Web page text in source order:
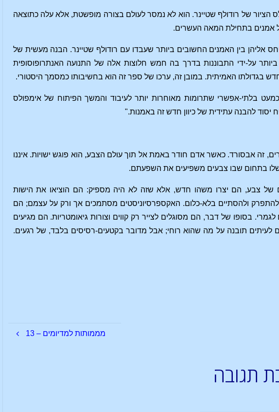
של רודולף שטיינר. הוא לא נמסר לעולם בצורה מופשטת, אלא עלה כתוצאה
אמנים בתחילת המאה העשרים.
אליהן בין האמנים החשובים ביותר שעבדו עם רודולף שטיינר. הבנה מעשית של
על‑ידי התבוננות בדרך בה חמש חלוצות אלה של התנועה האנתרופוסופית
בגדולתו האמיתית. במובן זה, ערכו של ספר זה הוא בחשיבותו כמסמך היסטורי.
בלתי‑אפשרי שתרומות מאוחרות יותר לעיבוד והמשך הפיתוח של אימפולס
להבנה עתידית של כיוון חדש זה באמנות."
זה אבסורד. כאשר אדם חודר באמת אל תוך עולם הצבע, הוא פוגש ישויות. איננו
בתחום שבו צבעים משפיעים את השפעתם.
של צבע, הם יצרו משהו חדש, אלא שזה לא היה מספיק: הם הוציאו את הישות
להתפרק ולהסתיים בלא‑כלום. האקספרסיוניסטים מסתמכים אך ורק על עצמם; הם
בסופו של דבר, הם מסוגלים לצייר רק קווים וצורות גיאומטריות. הם מגיעים
תובנה על מה שהוא רוחי; אבל מדובר בקטעים‑רסיסים בלבד, של רגעים.
מממותות למדיומים – 13
תגובה